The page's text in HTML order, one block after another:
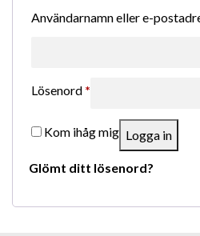
Användarnamn eller e-
Lösenord *
Kom ihåg mig Logga in
Glömt ditt lösenord?